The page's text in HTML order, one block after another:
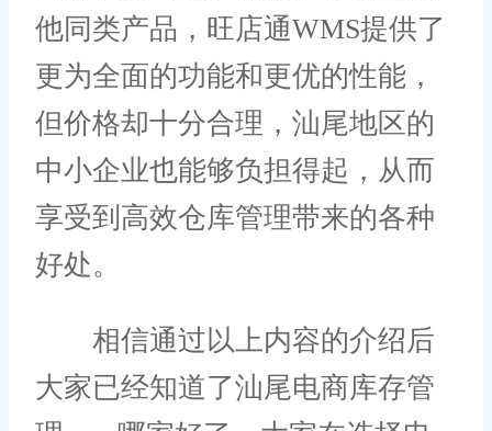
他同类产品，旺店通WMS提供了
更为全面的功能和更优的性能，
但价格却十分合理，汕尾地区的
中小企业也能够负担得起，从而
享受到高效仓库管理带来的各种
好处。
相信通过以上内容的介绍后
大家已经知道了汕尾电商库存管